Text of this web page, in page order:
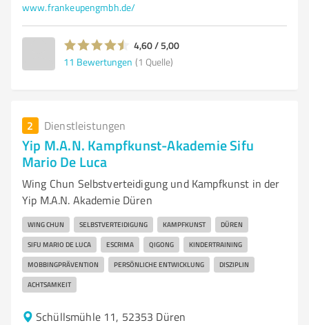
www.frankeupengmbh.de/
4,60 / 5,00
11 Bewertungen (1 Quelle)
2 Dienstleistungen
Yip M.A.N. Kampfkunst-Akademie Sifu
Mario De Luca
Wing Chun Selbstverteidigung und Kampfkunst in der
Yip M.A.N. Akademie Düren
WING CHUN SELBSTVERTEIDIGUNG KAMPFKUNST DÜREN
SIFU MARIO DE LUCA ESCRIMA QIGONG KINDERTRAINING
MOBBINGPRÄVENTION PERSÖNLICHE ENTWICKLUNG DISZIPLIN
ACHTSAMKEIT
Schüllsmühle 11, 52353 Düren